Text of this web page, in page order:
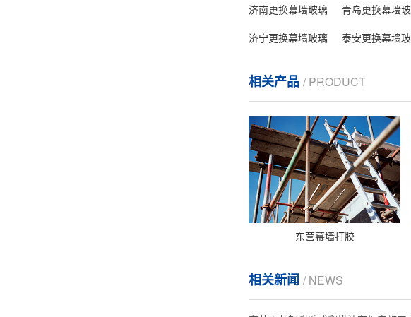
济南更换幕墙玻璃 青岛更换幕墙
济宁更换幕墙玻璃
泰安更换幕墙
相关产品 / PRODUCT
东营幕墙打胶
相关新闻 / NEWS